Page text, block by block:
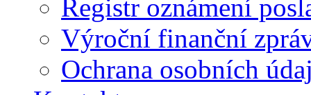
Registr oznámení
Výroční finanční
Ochrana osobních